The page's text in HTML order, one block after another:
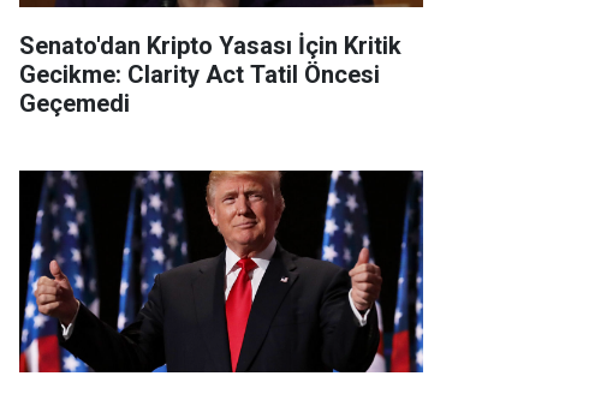
Senato'dan Kripto Yasası İçin Kritik
Gecikme: Clarity Act Tatil Öncesi
Geçemedi